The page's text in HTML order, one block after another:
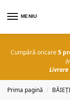
MENIU
Cumpără oricare5
Prima pagină /